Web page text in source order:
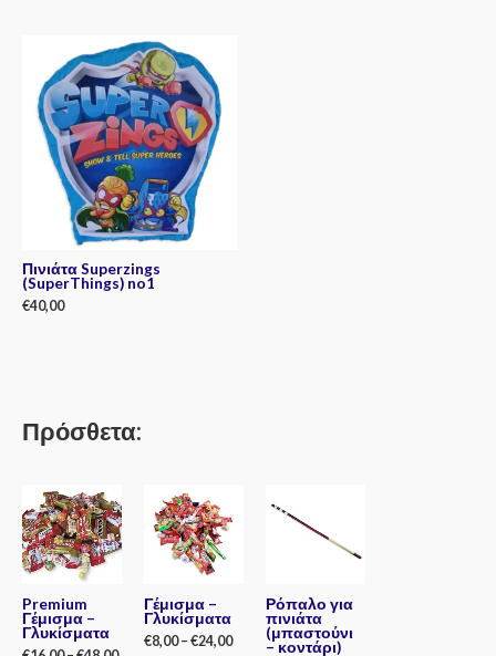
Πινιάτα Superzings
(SuperThings) no1
€40,00
Πρόσθετα:
Premium
Γέμισμα –
Γλυκίσματα
Γέμισμα –
Γλυκίσματα
€8,00– €24,00
Ρόπαλο για
πινιάτα
(μπαστούνι
– κοντάρι)